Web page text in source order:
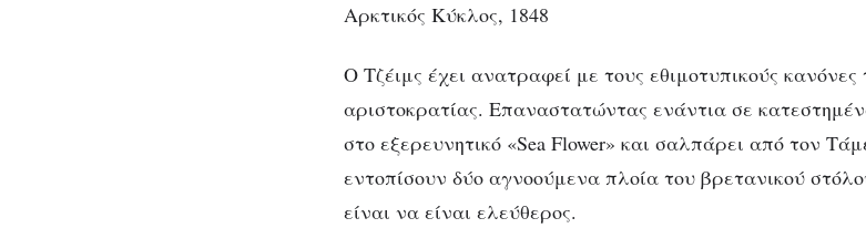
Αρκτικός Κύκλος, 1848
Ο Τζέιμς έχει ανατραφεί με τους εθιμοτυπικούς κανόνες
αριστοκρατίας. Επαναστατώντας ενάντια σε
στο εξερευνητικό «Sea Flower» και σαλπάρει από τον
εντοπίσουν δύο αγνοούμενα πλοία του βρετανικού
είναι να είναι ελεύθερος.